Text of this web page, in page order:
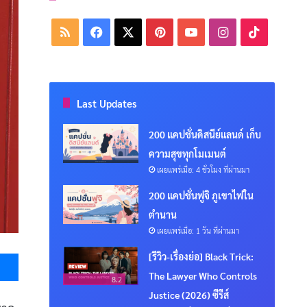
Messenger
RSS Facebook PinterestYouTubeInstagram
Last Updates
200 แคปชั่นดิสนีย์แลนด์ เก็บ
ความสุขทุกโมเมนต์
เผยแพร่เมื่อ: 4 ชั่วโมง ที่ผ่านมา
200 แคปชั่นฟูจิ ภูเขาไฟใน
ตำนาน
เผยแพร่เมื่อ: 1 วัน ที่ผ่านมา
8.2
[รีวิว-เรื่องย่อ] Black Trick:
The Lawyer Who Controls
Justice (2026) ซีรีส์